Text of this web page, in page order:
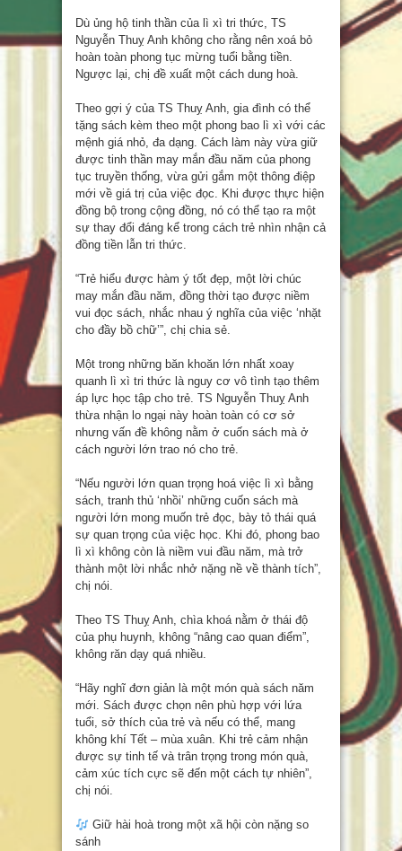
Dù ủng hộ tinh thần của lì xì tri thức, TS
Nguyễn Thuỵ Anh không cho rằng nên xoá bỏ
hoàn toàn phong tục mừng tuổi bằng tiền.
Ngược lại, chị đề xuất một cách dung hoà.
Theo gợi ý của TS Thuỵ Anh, gia đình có thể
tặng sách kèm theo một phong bao lì xì với các
mệnh giá nhỏ, đa dạng. Cách làm này vừa giữ
được tinh thần may mắn đầu năm của phong
tục truyền thống, vừa gửi gắm một thông điệp
mới về giá trị của việc đọc. Khi được thực hiện
đồng bộ trong cộng đồng, nó có thể tạo ra một
sự thay đổi đáng kể trong cách trẻ nhìn nhận cả
đồng tiền lẫn tri thức.
“Trẻ hiểu được hàm ý tốt đẹp, một lời chúc
may mắn đầu năm, đồng thời tạo được niềm
vui đọc sách, nhắc nhau ý nghĩa của việc ‘nhặt
cho đầy bồ chữ’”, chị chia sẻ.
Một trong những băn khoăn lớn nhất xoay
quanh lì xì tri thức là nguy cơ vô tình tạo thêm
áp lực học tập cho trẻ. TS Nguyễn Thuỵ Anh
thừa nhận lo ngại này hoàn toàn có cơ sở
nhưng vấn đề không nằm ở cuốn sách mà ở
cách người lớn trao nó cho trẻ.
“Nếu người lớn quan trọng hoá việc lì xì bằng
sách, tranh thủ ‘nhồi’ những cuốn sách mà
người lớn mong muốn trẻ đọc, bày tỏ thái quá
sự quan trọng của việc học. Khi đó, phong bao
lì xì không còn là niềm vui đầu năm, mà trở
thành một lời nhắc nhở nặng nề về thành tích”,
chị nói.
Theo TS Thuỵ Anh, chìa khoá nằm ở thái độ
của phụ huynh, không “nâng cao quan điểm”,
không răn dạy quá nhiều.
“Hãy nghĩ đơn giản là một món quà sách năm
mới. Sách được chọn nên phù hợp với lứa
tuổi, sở thích của trẻ và nếu có thể, mang
không khí Tết – mùa xuân. Khi trẻ cảm nhận
được sự tinh tế và trân trọng trong món quà,
cảm xúc tích cực sẽ đến một cách tự nhiên”,
chị nói.
Giữ hài hoà trong một xã hội còn nặng so
sánh